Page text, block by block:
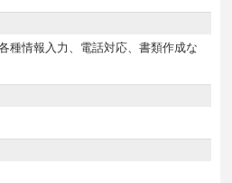
種情報入力、電話対応、書類作成な